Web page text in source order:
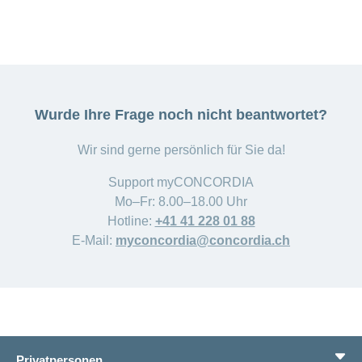
Liechtenstein.
Wurde Ihre Frage noch nicht beantwortet?
Wir sind gerne persönlich für Sie da!
Support myCONCORDIA
Mo–Fr: 8.00–18.00 Uhr
Hotline: +41 41 228 01 88
E-Mail: myconcordia@concordia.ch